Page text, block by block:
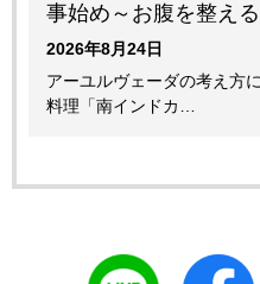
事始め～お腹を整え
2026年8月24日
アーユルヴェーダの考え方
料理「南インドカ…